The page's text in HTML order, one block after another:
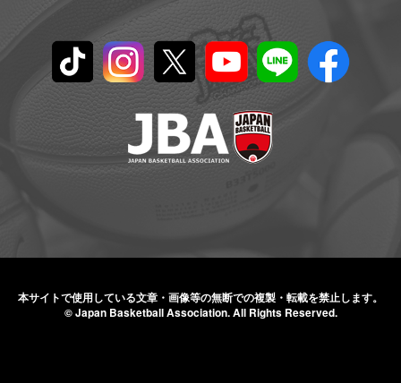
本サイトで使用している文章・画像等の無断での複製・転載を禁止します。
© Japan Basketball Association.All Rights Reserved.